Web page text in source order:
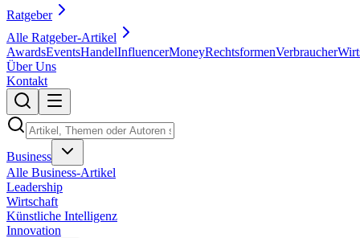
Ratgeber
Alle Ratgeber-Artikel
AwardsEventsHandelInfluencerMoneyRechtsformenVerbraucher
Über Uns
Kontakt
Business
Alle Business-Artikel
Leadership
Wirtschaft
Künstliche Intelligenz
Innovation